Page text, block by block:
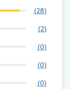
(28)
(2)
(0)
(0)
(0)